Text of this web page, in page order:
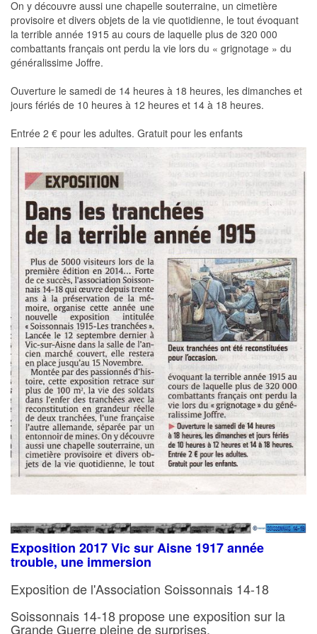
On y découvre aussi une chapelle souterraine, un cimetière
provisoire et divers objets de la vie quotidienne, le tout évoquant
la terrible année 1915 au cours de laquelle plus de 320 000
combattants français ont perdu la vie lors du « grignotage » du
généralissime Joffre.
Ouverture le samedi de 14 heures à 18 heures, les dimanches et
jours fériés de 10 heures à 12 heures et 14 à 18 heures.
Entrée 2 € pour les adultes. Gratuit pour les enfants
Exposition 2017 Vic sur Aisne 1917 année
trouble, une immersion
Exposition de l'Association Soissonnais 14-18
Soissonnais 14-18 propose une exposition sur la
Grande Guerre pleine de surprises.